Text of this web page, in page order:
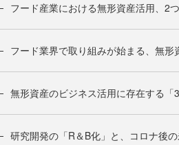
フード産業における無形資産活用、2
フード業界で取り組みが始まる、無形
無形資産のビジネス活用に存在する「
研究開発の「R＆B化」と、コロナ後